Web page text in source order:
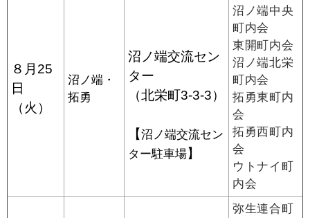
８月25
日
（火）
沼ノ端・
拓勇
沼ノ端交流セン
ター
（北栄町3-3-3）
【沼ノ端交流セン
ター駐車場】
沼ノ端中央
町内会
東開町内会
沼ノ端北栄
町内会
拓勇東町内
会
拓勇西町内
会
ウトナイ町
内会
弥生連合町